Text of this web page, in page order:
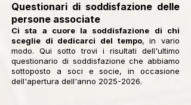
Questionari di soddisfazione delle
persone associate
Ci sta a cuore la soddisfazione di chi
sceglie di dedicarci del tempo, in vario
modo. Qui sotto trovi i risultati dell'ultimo
questionario di soddisfazione che abbiamo
sottoposto a soci e socie, in occasione
dell'apertura dell'anno 2025-2026.